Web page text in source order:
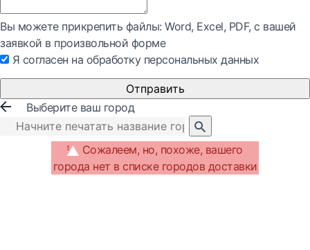
Вы можете прикрепить файлы: Word, Exсel, PDF, с вашей
заявкой в произвольной форме
Я согласен на обработку персональных данных
Отправить
Выберите ваш город
Сожалеем, но, похоже, вашего
города нет в списке городов доставки